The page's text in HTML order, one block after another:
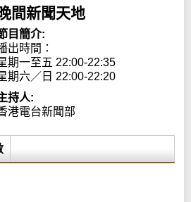
間新聞天地
目簡介:
出時間：
期一至五 22:00-22:35
期六／日 22:00-22:20
持人:
港電台新聞部